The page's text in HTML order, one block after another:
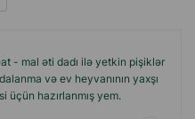
ev heyvanını
yaşı, ölçüsü və
uyğun rasion
- mal əti dadı ilə yetkin pişiklər
və ev heyvanının yaxşı
hazırlanmış yem.